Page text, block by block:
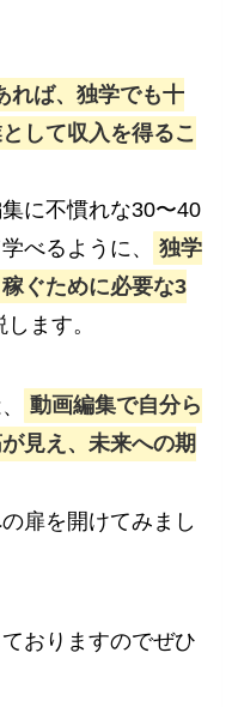
れば、独学でも十
して収入を得るこ
に不慣れな30〜40
べるように、
独学
ぐために必要な3
ます。
動画編集で自分ら
見え、未来への期
扉を開けてみまし
おりますのでぜひ